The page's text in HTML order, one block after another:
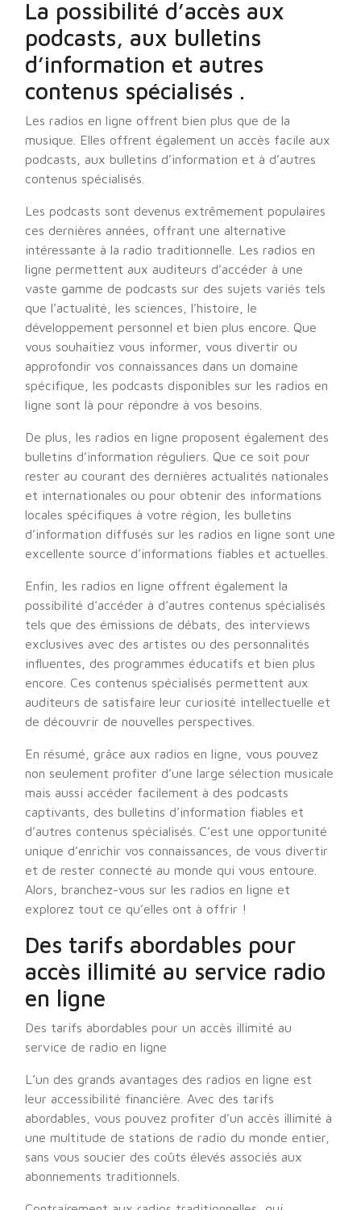
La possibilité d’accès aux
podcasts, aux bulletins
d’information et autres
contenus spécialisés .
Les radios en ligne offrent bien plus que de la
musique. Elles offrent également un accès facile aux
podcasts, aux bulletins d’information et à d’autres
contenus spécialisés.
Les podcasts sont devenus extrêmement populaires
ces dernières années, offrant une alternative
intéressante à la radio traditionnelle. Les radios en
ligne permettent aux auditeurs d’accéder à une
vaste gamme de podcasts sur des sujets variés tels
que l’actualité, les sciences, l’histoire, le
développement personnel et bien plus encore. Que
vous souhaitiez vous informer, vous divertir ou
approfondir vos connaissances dans un domaine
spécifique, les podcasts disponibles sur les radios en
ligne sont là pour répondre à vos besoins.
De plus, les radios en ligne proposent également des
bulletins d’information réguliers. Que ce soit pour
rester au courant des dernières actualités nationales
et internationales ou pour obtenir des informations
locales spécifiques à votre région, les bulletins
d’information diffusés sur les radios en ligne sont une
excellente source d’informations fiables et actuelles.
Enfin, les radios en ligne offrent également la
possibilité d’accéder à d’autres contenus spécialisés
tels que des émissions de débats, des interviews
exclusives avec des artistes ou des personnalités
influentes, des programmes éducatifs et bien plus
encore. Ces contenus spécialisés permettent aux
auditeurs de satisfaire leur curiosité intellectuelle et
de découvrir de nouvelles perspectives.
En résumé, grâce aux radios en ligne, vous pouvez
non seulement profiter d’une large sélection musicale
mais aussi accéder facilement à des podcasts
captivants, des bulletins d’information fiables et
d’autres contenus spécialisés. C’est une opportunité
unique d’enrichir vos connaissances, de vous divertir
et de rester connecté au monde qui vous entoure.
Alors, branchez-vous sur les radios en ligne et
explorez tout ce qu’elles ont à offrir !
Des tarifs abordables pour
accès illimité au service radio
en ligne
Des tarifs abordables pour un accès illimité au
service de radio en ligne
L’un des grands avantages des radios en ligne est
leur accessibilité financière. Avec des tarifs
abordables, vous pouvez profiter d’un accès illimité à
une multitude de stations de radio du monde entier,
sans vous soucier des coûts élevés associés aux
abonnements traditionnels.